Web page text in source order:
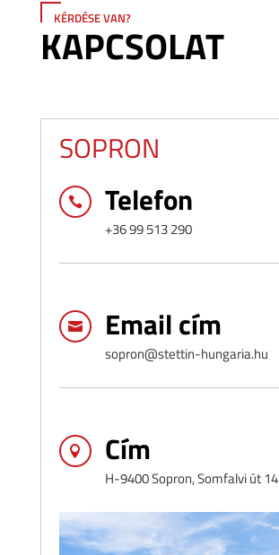
KÉRDÉSE VAN?
KAPCSOLAT
SOPRON
 Telefon
+36 99 513 290
 Email cím
sopron@stettin-hungaria.hu
 Cím
H-9400 Sopron, Somfalvi út 14